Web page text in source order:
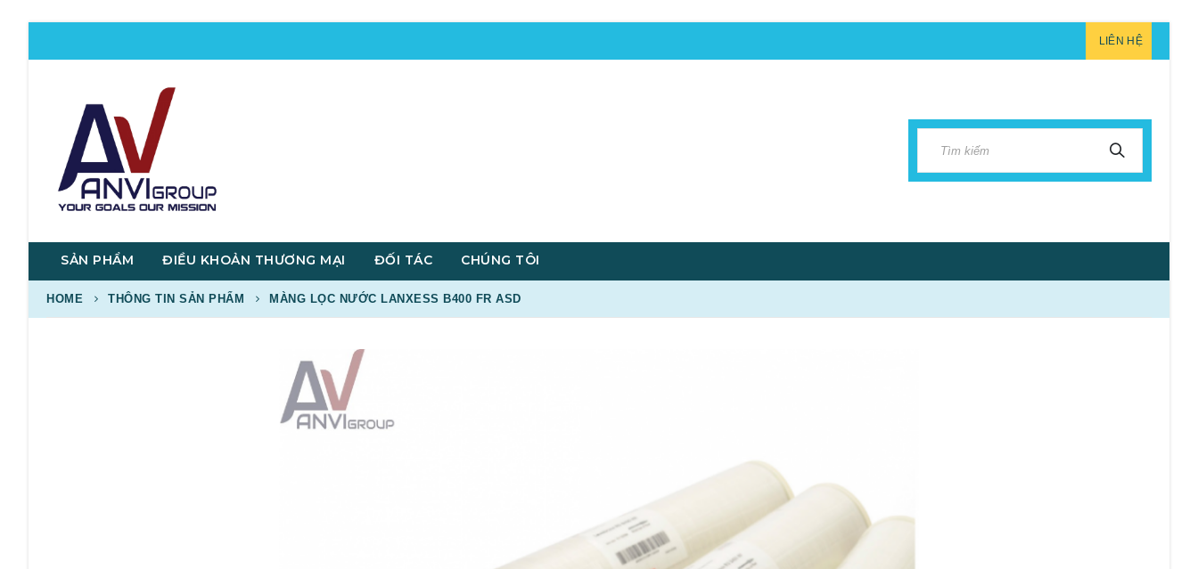
LIÊN HỆ
SẢN PHẨM ĐIỀU KHOẢN THƯƠNG MẠI ĐỐI TÁC CHÚNG TÔI
HOME THÔNG TIN SẢN PHẨM MÀNG LỌC NƯỚC LANXESS B400 FR ASD